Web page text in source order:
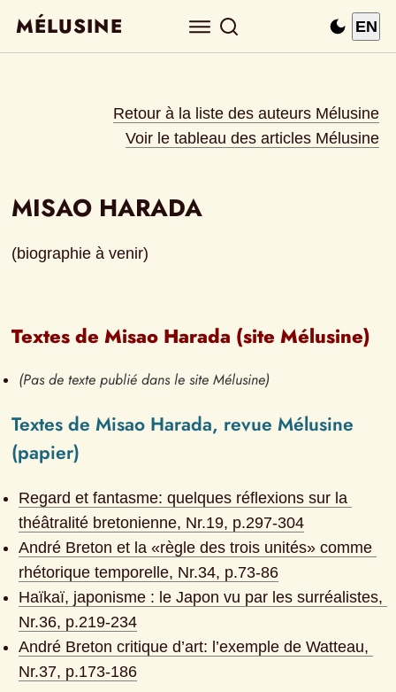
MÉLUSINE EN
Retour à la liste des auteurs Mélusine
Voir le tableau des articles Mélusine
MISAO HARADA
(biographie à venir)
Textes de Misao Harada (site Mélusine)
(Pas de texte publié dans le site Mélusine)
Textes de Misao Harada, revue Mélusine
(papier)
Regard et fantasme: quelques réflexions sur la
théâtralité bretonienne, Nr.19, p.297-304
André Breton et la «règle des trois unités» comme
rhétorique temporelle, Nr.34, p.73-86
Haïkaï, japonisme : le Japon vu par les surréalistes,
Nr.36, p.219-234
André Breton critique d’art: l’exemple de Watteau,
Nr.37, p.173-186